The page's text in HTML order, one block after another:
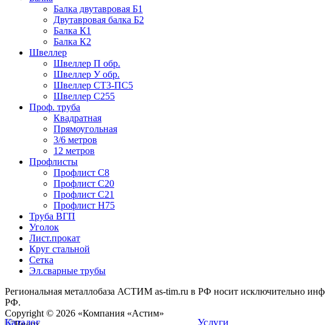
Каталог Услуги
Балка двутавровая Б1
Двутавровая балка Б2
Балка К1
Балка К2
Швеллер
Швеллер П обр.
Швеллер У обр.
Швеллер СТ3-ПС5
Швеллер С255
Проф. труба
Квадратная
Прямоугольная
3/6 метров
12 метров
Профлисты
Профлист С8
Профлист С20
Профлист С21
Профлист Н75
Труба ВГП
Уголок
Лист.прокат
Круг стальной
Сетка
Эл.сварные трубы
Региональная металлобаза АСТИМ as-tim.ru в РФ носит исключительно
РФ.
Copyright © 2026 «Компания «Астим»